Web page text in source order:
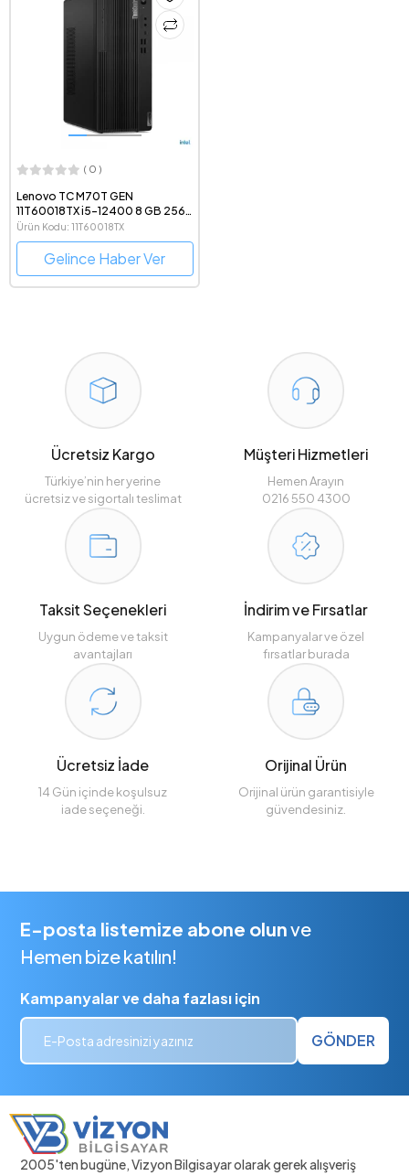
( 0 )
Lenovo TC M70T GEN
11T60018TX i5-12400 8 GB 256
GB SSD Wındows 11 PRO
Masaüstü Bilgisayar
Ürün Kodu: 11T60018TX
Gelince Haber Ver
Ücretsiz Kargo
Türkiye’nin her yerine
ücretsiz ve sigortalı teslimat
Müşteri Hizmetleri
Hemen Arayın
0216 550 4300
Taksit Seçenekleri
Uygun ödeme ve taksit
avantajları
İndirim ve Fırsatlar
Kampanyalar ve özel
fırsatlar burada
Ücretsiz İade
14 Gün içinde koşulsuz
iade seçeneği.
Orijinal Ürün
Orijinal ürün garantisiyle
güvendesiniz.
E-posta listemize abone olunve
Hemen bize katılın!
Kampanyalar ve daha fazlası için
GÖNDER
2005'ten bugüne, Vizyon Bilgisayar olarak gerek alışveriş